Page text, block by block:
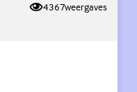
4367weergaves